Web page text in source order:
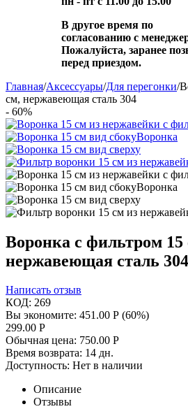
В другое время по
согласованию с
Пожалуйста, заранее
перед приездом.
Главная/Аксессуары/Для перегонки/
см, нержавеющая сталь 304
- 60%
Воронка с фильтром 15
нержавеющая сталь 304
Написать отзыв
КОД: 269
Вы экономите: 451.00 Р (60%)
299.00 Р
Обычная цена: 750.00 Р
Время возврата: 14 дн.
Доступность: Нет в наличии
Описание
Отзывы